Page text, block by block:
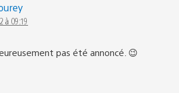
à 09:19
pas été annoncé. 😉